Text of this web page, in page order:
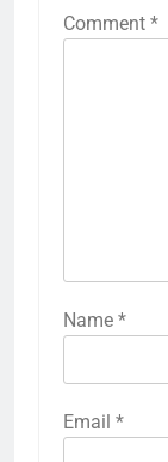
Comment *
Name *
Email *